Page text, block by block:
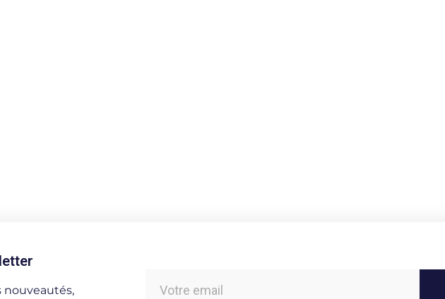
nouveautés,